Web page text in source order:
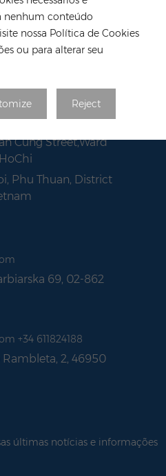
nenhum conteúdo
nossa Política de Cookies
ou para alterar seu
Reject
Kung-Um Road,
Cung Street,Ward
Phu Thuan, District
69, 02-862
+34 611824188
2, 46950
últimas notícias e informações